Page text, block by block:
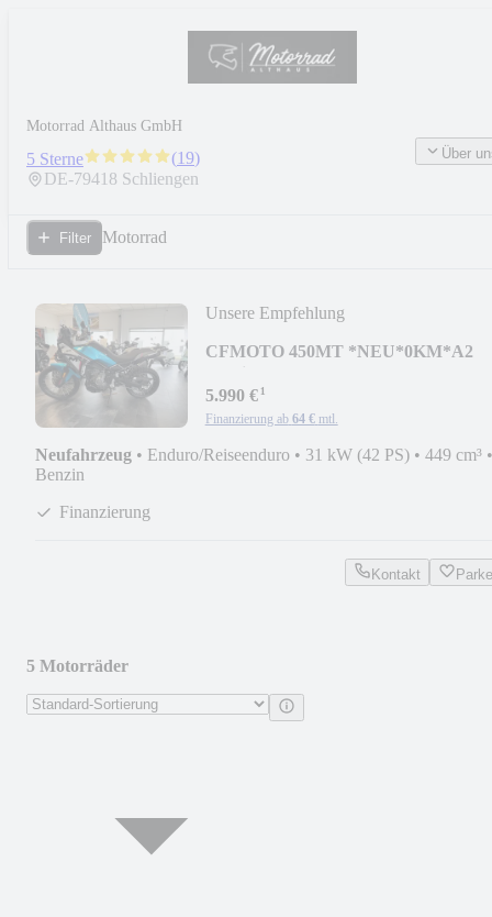
Motorrad Althaus GmbH
5 Sterne (19)
DE-79418 Schliengen
Über
Filter Motorrad
Unsere Empfehlung
CFMOTO 450MT *NEU*0KM*A2
5.990 €¹
Finanzierung ab 64 € mtl.
Neufahrzeug • Enduro/Reiseenduro • 31 kW (42 PS) • 449 cm³ •
Benzin
Finanzierung
Kontakt
5 Motorräder